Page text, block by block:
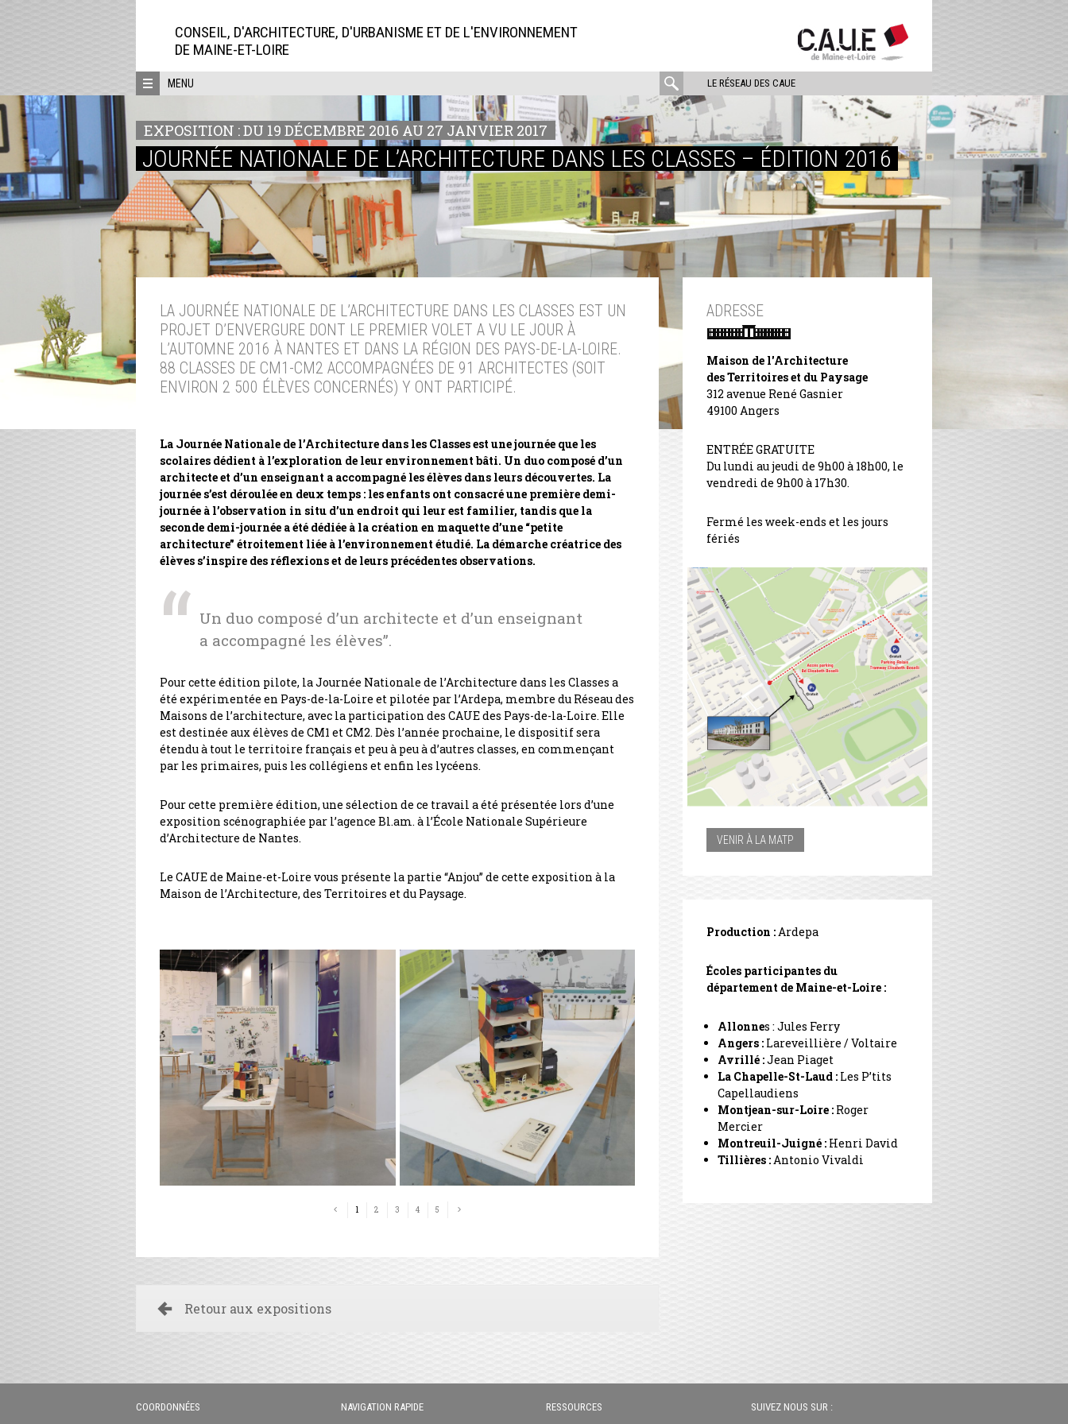
CONSEIL, D'ARCHITECTURE, D'URBANISME ET DE L'ENVIRONNEMENT
DE MAINE-ET-LOIRE
MENU LE RÉSEAU DES CAUE
rechercher
:
EXPOSITION : DU 19 DÉCEMBRE 2016 AU 27 JANVIER 2017
JOURNÉE NATIONALE DE L’ARCHITECTURE DANS LES CLASSES – ÉDITION 2016
LA JOURNÉE NATIONALE DE L’ARCHITECTURE DANS LES CLASSES EST UN
PROJET D’ENVERGURE DONT LE PREMIER VOLET A VU LE JOUR À
L’AUTOMNE 2016 À NANTES ET DANS LA RÉGION DES PAYS-DE-LA-LOIRE.
88 CLASSES DE CM1-CM2 ACCOMPAGNÉES DE 91 ARCHITECTES (SOIT
ENVIRON 2 500 ÉLÈVES CONCERNÉS) Y ONT PARTICIPÉ.
La Journée Nationale de l’Architecture dans les Classes est une journée que les
scolaires dédient à l’exploration de leur environnement bâti. Un duo composé d’un
architecte et d’un enseignant a accompagné les élèves dans leurs découvertes. La
journée s’est déroulée en deux temps : les enfants ont consacré une première demi-
journée à l’observation in situ d’un endroit qui leur est familier, tandis que la
seconde demi-journée a été dédiée à la création en maquette d’une “petite
architecture” étroitement liée à l’environnement étudié. La démarche créatrice des
élèves s’inspire des réflexions et de leurs précédentes observations.
Un duo composé d’un architecte et d’un enseignant
a accompagné les élèves”.
Pour cette édition pilote, la Journée Nationale de l’Architecture dans les Classes a
été expérimentée en Pays-de-la-Loire et pilotée par l’Ardepa, membre du Réseau des
Maisons de l’architecture, avec la participation des CAUE des Pays-de-la-Loire. Elle
est destinée aux élèves de CM1 et CM2. Dès l’année prochaine, le dispositif sera
étendu à tout le territoire français et peu à peu à d’autres classes, en commençant
par les primaires, puis les collégiens et enfin les lycéens.
Pour cette première édition, une sélection de ce travail a été présentée lors d’une
exposition scénographiée par l’agence Bl.am. à l’École Nationale Supérieure
d’Architecture de Nantes.
Le CAUE de Maine-et-Loire vous présente la partie “Anjou” de cette exposition à la
Maison de l’Architecture, des Territoires et du Paysage.
1 2 3 4 5
ADRESSE
Maison de l'Architecture
des Territoires et du Paysage
312 avenue René Gasnier
49100 Angers
ENTRÉE GRATUITE
Du lundi au jeudi de 9h00 à 18h00, le
vendredi de 9h00 à 17h30.
Fermé les week-ends et les jours
fériés
VENIR À LA MATP
Production :Ardepa
Écoles participantes du
département de Maine-et-Loire :
Allonnes : Jules Ferry
Angers : Lareveillière /Voltaire
Avrillé :Jean Piaget
La Chapelle-St-Laud : Les P’tits
Capellaudiens
Montjean-sur-Loire : Roger
Mercier
Montreuil-Juigné : Henri David
Tillières :Antonio Vivaldi
Retour aux expositions
COORDONNÉES NAVIGATION RAPIDE RESSOURCES SUIVEZ NOUS SUR :